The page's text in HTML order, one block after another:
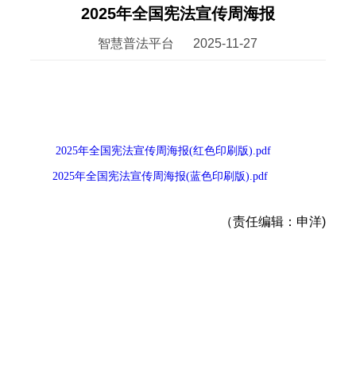
2025年全国宪法宣传周海报
智慧普法平台 2025-11-27
2025年全国宪法宣传周海报(红色印刷版).pdf
2025年全国宪法宣传周海报(蓝色印刷版).pdf
（责任编辑：申洋)